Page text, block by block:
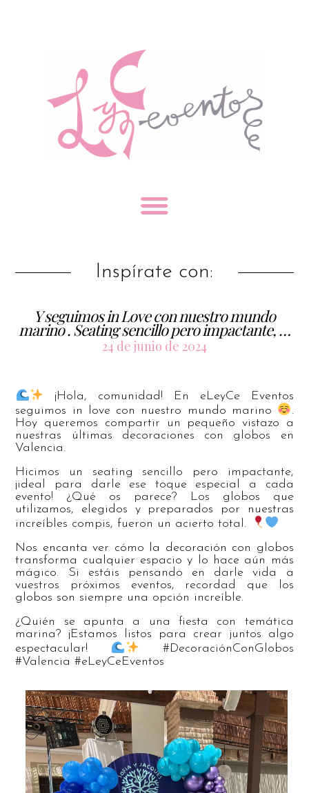
Inspírate con:
Y seguimos in Love con nuestro mundo
marino . Seating sencillo pero impactante, …
24 de junio de 2024
¡Hola, comunidad! En eLeyCe Eventos
seguimos in love con nuestro mundo marino
.
Hoy queremos compartir un pequeño vistazo a
nuestras últimas decoraciones con globos en
Valencia.
Hicimos un seating sencillo pero impactante,
¡ideal para darle ese toque especial a cada
evento! ¿Qué os parece? Los globos que
utilizamos, elegidos y preparados por nuestras
increíbles compis, fueron un acierto total.
Nos encanta ver cómo la decoración con globos
transforma cualquier espacio y lo hace aún más
mágico. Si estáis pensando en darle vida a
vuestros próximos eventos, recordad que los
globos son siempre una opción increíble.
¿Quién se apunta a una fiesta con temática
marina? ¡Estamos listos para crear juntos algo
espectacular!
#DecoraciónConGlobos
#Valencia #eLeyCeEventos